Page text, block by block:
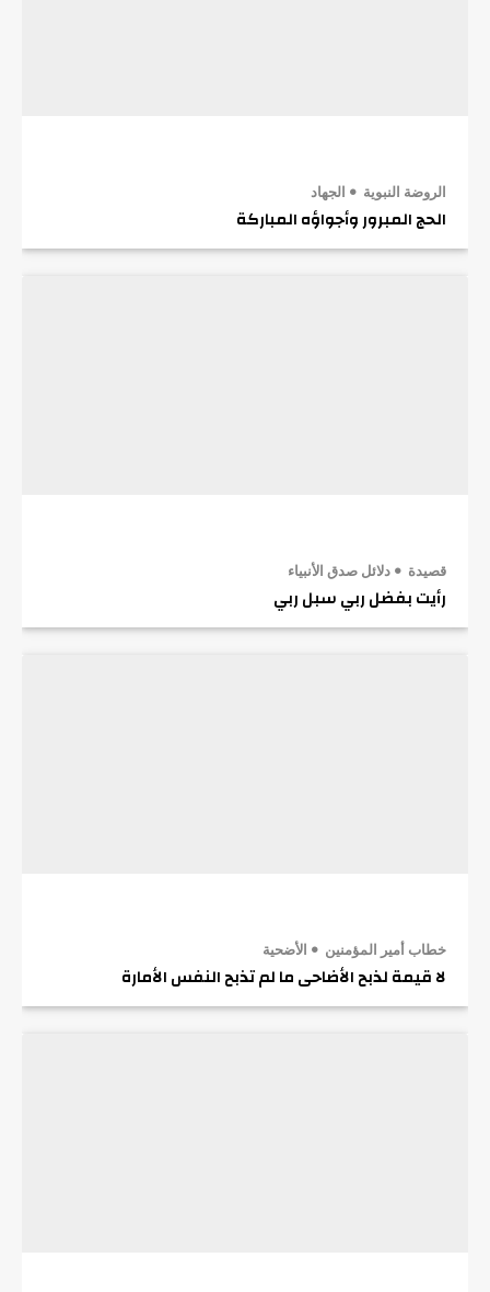
الروضة النبوية الجهاد
الحج المبرور وأجواؤه المباركة
قصيدة دلائل صدق الأنبياء
رأيت بفضل ربي سبل ربي
خطاب أمير المؤمنين الأضحية
لا قيمة لذبح الأضاحى ما لم تذبح النفس الأمارة